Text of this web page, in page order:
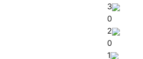
3
0
2
0
1